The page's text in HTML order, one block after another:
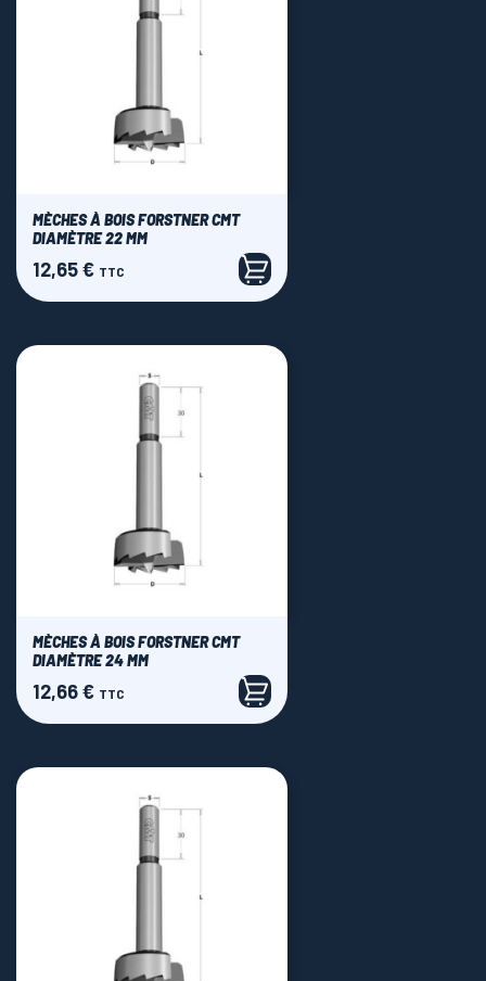
MÈCHES À BOIS FORSTNER CMT
DIAMÈTRE 22 MM
Prix
12,65 € TTC
MÈCHES À BOIS FORSTNER CMT
DIAMÈTRE 24 MM
Prix
12,66 € TTC